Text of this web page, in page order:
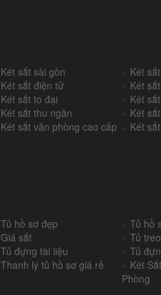
Két sắt sài gòn Két
Két sắt điện tử Két
Két sắt to đại Két
Két sắt thu ngân Két
Két sắt văn phòng cao cấp Két
Tủ hồ sơ đẹp +Tủ hồ
Giá sắt +Tủ
Tủ đựng tài liệu +Tủ
Thanh lý tủ hồ sơ giá rẻ
Két
Phòng